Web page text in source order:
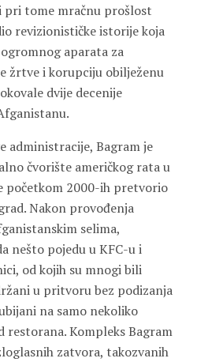
pri tome mračnu prošlost
revizionističke istorije koja
aparata za
žrtve i korupciju obilježenu
dvije decenije
administracije, Bagram je
čvorište američkog rata u
početkom 2000-ih pretvorio
Nakon provođenja
selima,
nešto pojedu u KFC-u i
od kojih su mnogi bili
u pritvoru bez podizanja
na samo nekoliko
restorana. Kompleks Bagram
zatvora, takozvanih